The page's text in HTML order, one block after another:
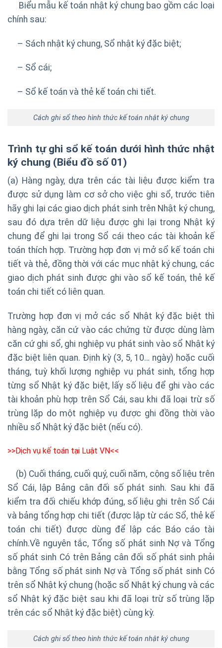
Biểu mẫu kế toán nhật ký chung bao gồm các loại
chính sau:
– Sách nhật ký chung, Sổ nhật ký đặc biệt;
– Sổ cái;
– Sổ kế toán và thẻ kế toán chi tiết.
Cách ghi sổ theo hình thức kế toán nhật ký chung
Trình tự ghi sổ kế toán dưới hình thức nhật
ký chung (Biểu đồ số 01)
(a) Hàng ngày, dựa trên các tài liệu được kiểm tra
được sử dụng làm cơ sở cho việc ghi sổ, trước tiên
hãy ghi lại các giao dịch phát sinh trên Nhật ký chung,
sau đó dựa trên dữ liệu được ghi lại trong Nhật ký
chung để ghi lại trong Sổ cái theo các tài khoản kế
toán thích hợp. Trường hợp đơn vị mở sổ kế toán chi
tiết và thẻ, đồng thời với các mục nhật ký chung, các
giao dịch phát sinh được ghi vào sổ kế toán, thẻ kế
toán chi tiết có liên quan.
Trường hợp đơn vị mở các sổ Nhật ký đặc biệt thì
hàng ngày, căn cứ vào các chứng từ được dùng làm
căn cứ ghi sổ, ghi nghiệp vụ phát sinh vào sổ Nhật ký
đặc biệt liên quan. Định kỳ (3, 5, 10… ngày) hoặc cuối
tháng, tuỳ khối lượng nghiệp vụ phát sinh, tổng hợp
từng sổ Nhật ký đặc biệt, lấy số liệu để ghi vào các
tài khoản phù hợp trên Sổ Cái, sau khi đã loại trừ số
trùng lặp do một nghiệp vụ được ghi đồng thời vào
nhiều sổ Nhật ký đặc biệt (nếu có).
>>Dịch vụ kế toán tại Luật VN<<
(b) Cuối tháng, cuối quý, cuối năm, cộng số liệu trên
Sổ Cái, lập Bảng cân đối số phát sinh. Sau khi đã
kiểm tra đối chiếu khớp đúng, số liệu ghi trên Sổ Cái
và bảng tổng hợp chi tiết (được lập từ các Sổ, thẻ kế
toán chi tiết) được dùng để lập các Báo cáo tài
chính.Về nguyên tắc, Tổng số phát sinh Nợ và Tổng
số phát sinh Có trên Bảng cân đối số phát sinh phải
bằng Tổng số phát sinh Nợ và Tổng số phát sinh Có
trên sổ Nhật ký chung (hoặc sổ Nhật ký chung và các
sổ Nhật ký đặc biệt sau khi đã loại trừ số trùng lặp
trên các sổ Nhật ký đặc biệt) cùng kỳ.
Cách ghi sổ theo hình thức kế toán nhật ký chung